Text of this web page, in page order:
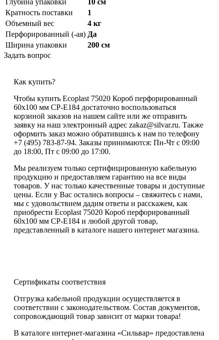
Кратность поставки
1
Объемный вес
4 кг
Перфорированный (-ая) Да
Ширина упаковки
200 см
Задать вопрос
Как купить?
Чтобы купить Ecoplast 75020 Короб перфорированный
60х100 мм CP-E184 достаточно воспользоваться
корзиной заказов на нашем сайте или же отправить
заявку на наш электронный адрес zakaz@silvar.ru. Также
оформить заказ можно обратившись к нам по телефону
+7 (495) 783-87-94. Заказы принимаются: Пн-Чт с 09:00
до 18:00, Пт с 09:00 до 17:00.
Мы реализуем только сертифицированную кабельную
продукцию и предоставляем гарантию на все виды
товаров. У нас только качественные товары и доступные
цены. Если у Вас остались вопросы – свяжитесь с нами,
мы с удовольствием дадим ответы и расскажем, как
приобрести Ecoplast 75020 Короб перфорированный
60х100 мм CP-E184 и любой другой товар,
представленный в каталоге нашего интернет магазина.
Сертификаты соответствия
Отгрузка кабельной продукции осуществляется в
соответствии с законодательством. Состав документов,
сопровождающий товар зависит от марки товара!
В каталоге интернет-магазина «Сильвар» предоставлена